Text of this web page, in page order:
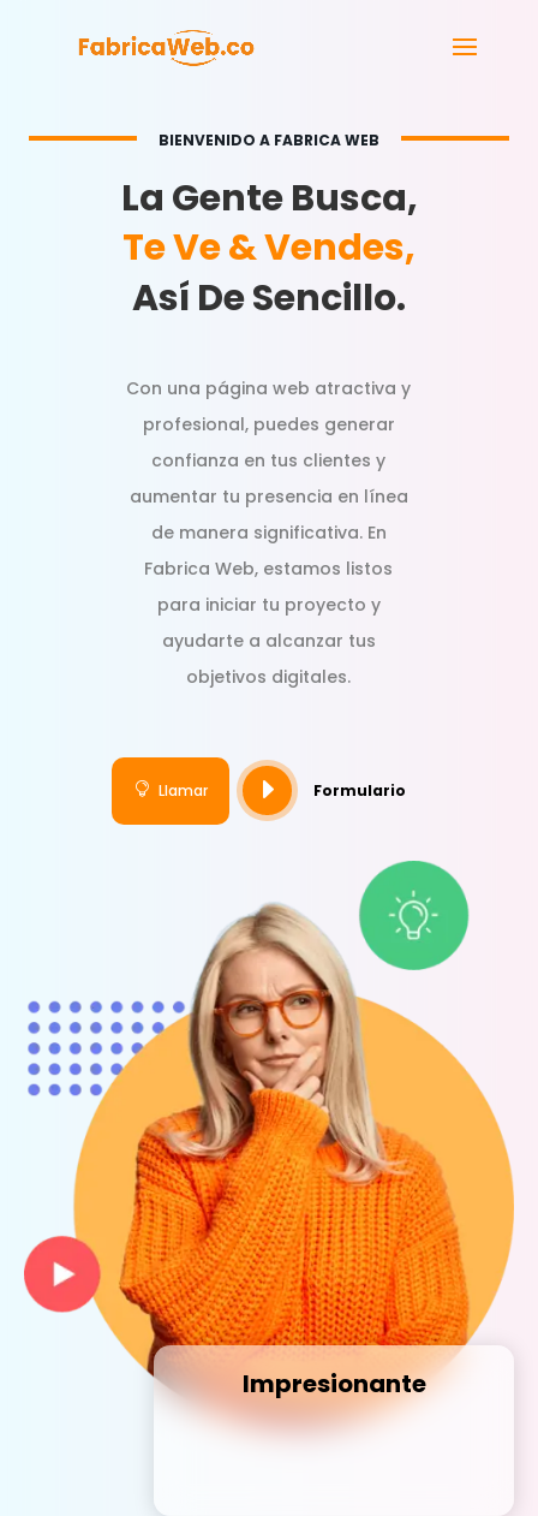
BIENVENIDO A FABRICA WEB
La Gente Busca,
Te Ve & Vendes,
Así De Sencillo.
Con una página web atractiva y
profesional, puedes generar
confianza en tus clientes y
aumentar tu presencia en línea
de manera significativa. En
Fabrica Web, estamos listos
para iniciar tu proyecto y
ayudarte a alcanzar tus
objetivos digitales.
 Llamar E Formulario
Impresionante